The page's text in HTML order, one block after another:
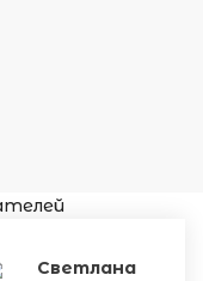
Светлана